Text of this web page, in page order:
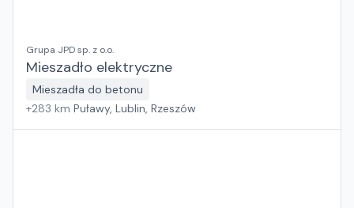
Grupa JPD sp. z o.o.
Mieszadło elektryczne
Mieszadła do betonu
+283 km Puławy, Lublin, Rzeszów